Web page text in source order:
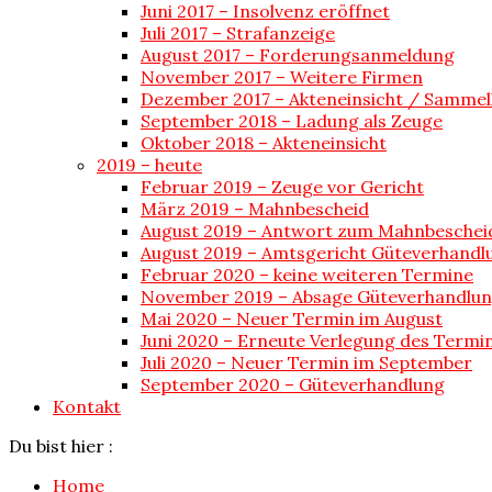
Juni 2017 – Insolvenz eröffnet
Juli 2017 – Strafanzeige
August 2017 – Forderungsanmeldung
November 2017 – Weitere Firmen
Dezember 2017 – Akteneinsicht /
September 2018 – Ladung als Zeuge
Oktober 2018 – Akteneinsicht
2019 – heute
Februar 2019 – Zeuge vor Gericht
März 2019 – Mahnbescheid
August 2019 – Antwort zum
August 2019 – Amtsgericht
Februar 2020 – keine weiteren Termine
November 2019 – Absage
Mai 2020 – Neuer Termin im August
Juni 2020 – Erneute Verlegung des
Juli 2020 – Neuer Termin im September
September 2020 – Güteverhandlung
Kontakt
Du bist hier :
Home